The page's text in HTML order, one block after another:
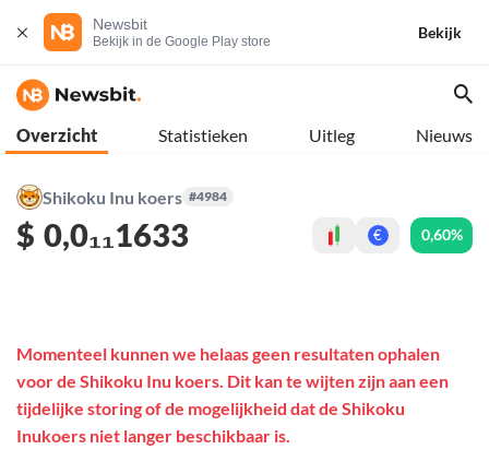
Newsbit
Bekijk in de Google Play store
Bekijk
Overzicht Statistieken Uitleg Nieuws
Shikoku Inu koers #4984
$ 0,0₁₁1633 € 0,60%
Momenteel kunnen we helaas geen resultaten ophalen
voor de Shikoku Inu koers. Dit kan te wijten zijn aan een
tijdelijke storing of de mogelijkheid dat de Shikoku
Inukoers niet langer beschikbaar is.